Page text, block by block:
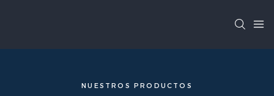
NUESTROS PRODUCTOS